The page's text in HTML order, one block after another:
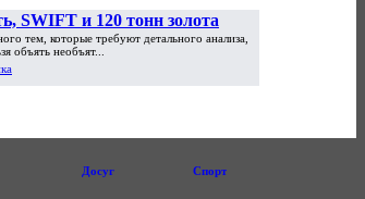
SWIFT и 120 тонн золота
тем, которые требуют детального анализа,
объять необъят...
Досуг Спорт